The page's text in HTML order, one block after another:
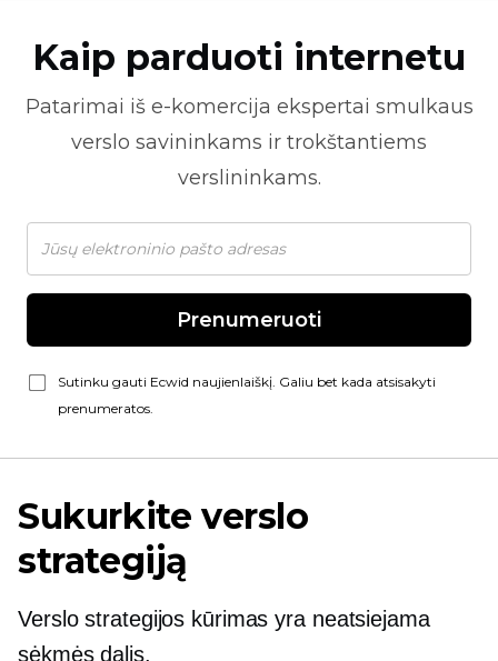
Kaip parduoti internetu
Patarimai iš e-komercija ekspertai smulkaus
verslo savininkams ir trokštantiems
verslininkams.
Prenumeruoti
Sutinku gauti Ecwid naujienlaiškį. Galiu bet kada atsisakyti
prenumeratos.
Sukurkite verslo
strategiją
Verslo strategijos kūrimas yra neatsiejama
sėkmės dalis.